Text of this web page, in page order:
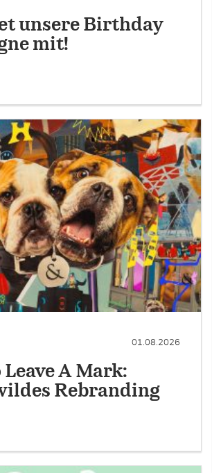
unsere Birthday
mit!
01.08.2026
Leave A Mark:
Rebranding